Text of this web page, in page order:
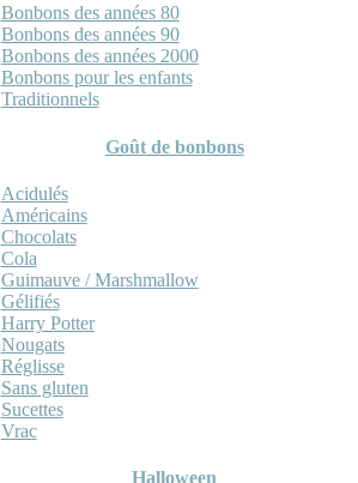
Bonbons des années 80
Bonbons des années 90
Bonbons des années 2000
Bonbons pour les enfants
Traditionnels
Goût de bonbons
Acidulés
Américains
Chocolats
Cola
Guimauve / Marshmallow
Gélifiés
Harry Potter
Nougats
Réglisse
Sans gluten
Sucettes
Vrac
Halloween